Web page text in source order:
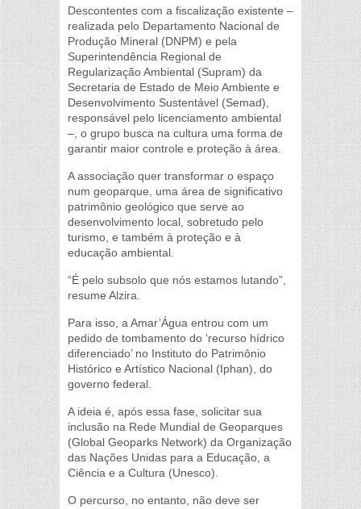
Descontentes com a fiscalização existente –
realizada pelo Departamento Nacional de
Produção Mineral (DNPM) e pela
Superintendência Regional de
Regularização Ambiental (Supram) da
Secretaria de Estado de Meio Ambiente e
Desenvolvimento Sustentável (Semad),
responsável pelo licenciamento ambiental
–, o grupo busca na cultura uma forma de
garantir maior controle e proteção à área.
A associação quer transformar o espaço
num geoparque, uma área de significativo
patrimônio geológico que serve ao
desenvolvimento local, sobretudo pelo
turismo, e também à proteção e à
educação ambiental.
“É pelo subsolo que nós estamos lutando”,
resume Alzira.
Para isso, a Amar’Água entrou com um
pedido de tombamento do ‘recurso hídrico
diferenciado’ no Instituto do Patrimônio
Histórico e Artístico Nacional (Iphan), do
governo federal.
A ideia é, após essa fase, solicitar sua
inclusão na Rede Mundial de Geoparques
(Global Geoparks Network) da Organização
das Nações Unidas para a Educação, a
Ciência e a Cultura (Unesco).
O percurso, no entanto, não deve ser